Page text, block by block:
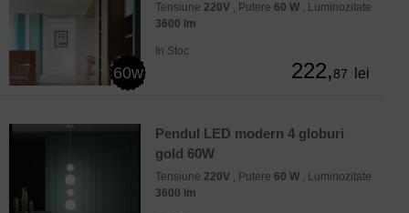
60w
Tensiune 220V , Putere 60 W , Luminozitate
3600 lm
In Stoc
222,87 lei
Pendul LED modern 4 globuri
gold 60W
Tensiune 220V , Putere 60 W , Luminozitate
3600 lm